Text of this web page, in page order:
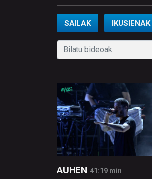
SAILAK IKUSIENAK
AUHEN 41:19 min